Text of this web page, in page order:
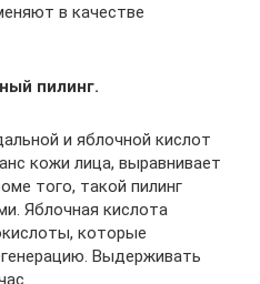
в качестве
пилинг.
и яблочной кислот
кожи лица, выравнивает
того, такой пилинг
Яблочная кислота
которые
Выдерживать